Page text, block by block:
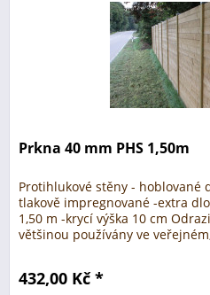
Prkna 40 mm PHS 1,50m
Protihlukové stěny - hoblované
tlakově impregnované -extra
1,50 m -krycí výška 10 cm
většinou používány ve
432,00 Kč *